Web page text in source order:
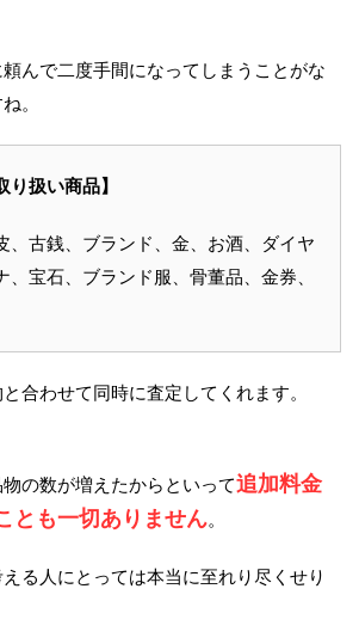
んで二度手間になってしまうことがな
。
り扱い商品】
、古銭、ブランド、金、お酒、ダイヤ
、宝石、ブランド服、骨董品、金券、
合わせて同時に査定してくれます。
の数が増えたからといって追加料金
とも一切ありません。
る人にとっては本当に至れり尽くせり